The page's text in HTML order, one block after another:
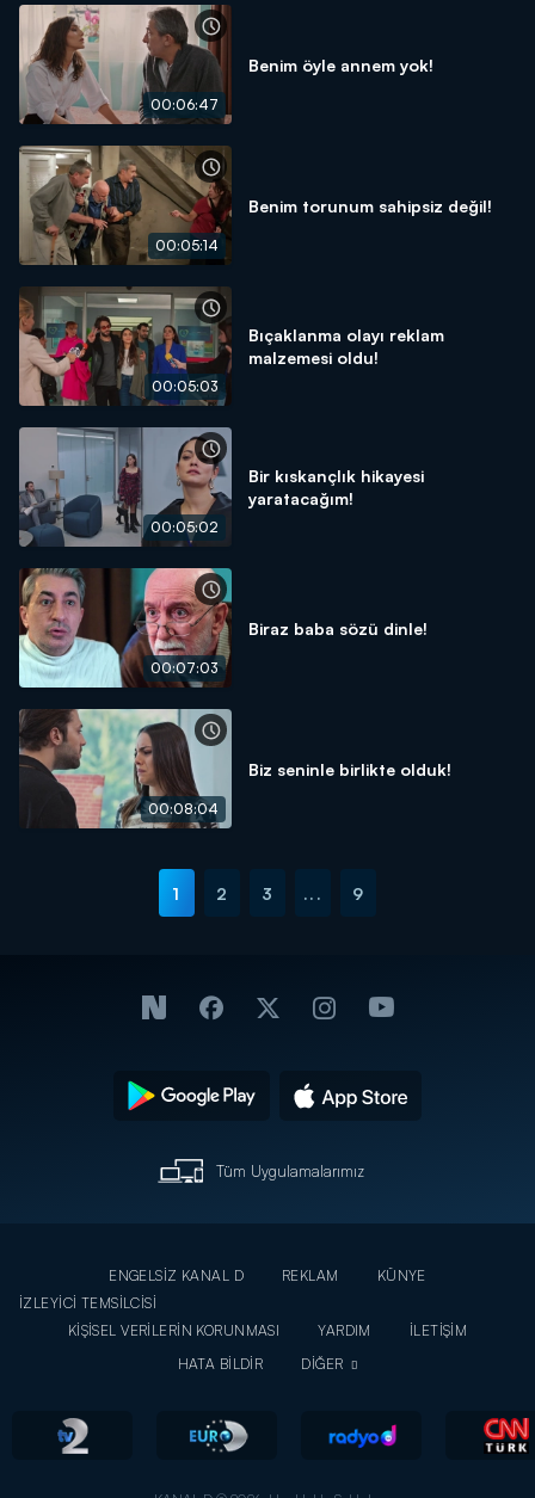
00:06:47
Benim öyle annem yok!
00:05:14
Benim torunum sahipsiz değil!
00:05:03
Bıçaklanma olayı reklam
malzemesi oldu!
00:05:02
Bir kıskançlık hikayesi
yaratacağım!
00:07:03
Biraz baba sözü dinle!
00:08:04
Biz seninle birlikte olduk!
1 2 3 ... 9
Tüm Uygulamalarımız
ENGELSİZ KANAL D REKLAM
KÜNYE
İZLEYİCİ TEMSİLCİSİ
KİŞİSEL VERİLERİN KORUNMASI
YARDIM
İLETİŞİM
HATA BİLDİR
DİĞER